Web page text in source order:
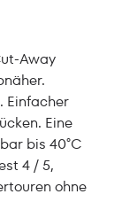
Away
Einfacher
Eine
bis 40°C
4 / 5,
ohne